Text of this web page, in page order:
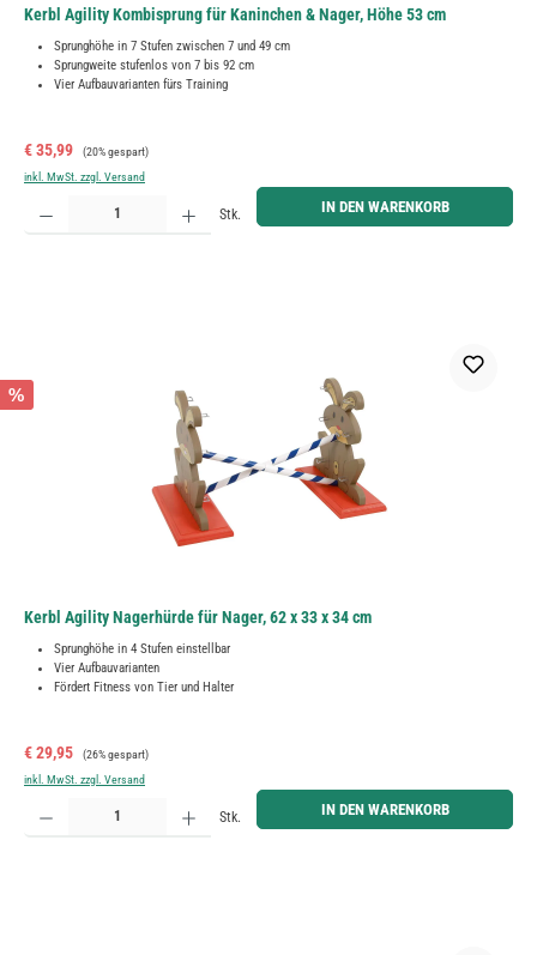
Kerbl Agility Kombisprung für Kaninchen & Nager, Höhe 53 cm
Sprunghöhe in 7 Stufen zwischen 7 und 49 cm
Sprungweite stufenlos von 7 bis 92 cm
Vier Aufbauvarianten fürs Training
Verkaufspreis:
€ 35,99 Regulärer Preis:
(20% gespart)
inkl. MwSt. zzgl. Versand
Produkt Anzahl: Gib den gewünschten Wert ein oder benutze die Schaltflächen um die Anzahl zu
Stk. IN DEN WARENKORB
%
Kerbl Agility Nagerhürde für Nager, 62 x 33 x 34 cm
Sprunghöhe in 4 Stufen einstellbar
Vier Aufbauvarianten
Fördert Fitness von Tier und Halter
Verkaufspreis:
€ 29,95 Regulärer Preis:
(26% gespart)
inkl. MwSt. zzgl. Versand
Produkt Anzahl: Gib den gewünschten Wert ein oder benutze die Schaltflächen um die Anzahl zu
Stk. IN DEN WARENKORB